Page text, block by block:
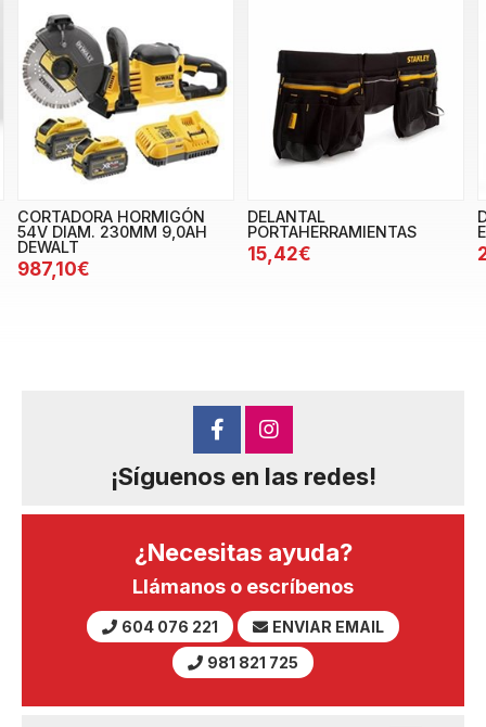
CORTADORA HORMIGÓN
54V DIAM. 230MM 9,0AH
DEWALT
987,10€
DELANTAL
PORTAHERRAMIENTAS
15,42€
¡Síguenos en las redes!
¿Necesitas ayuda?
Llámanos o escríbenos
604 076 221
ENVIAR EMAIL
981 821 725